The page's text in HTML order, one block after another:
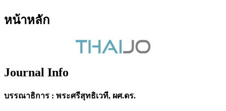
หน้าหลัก
Journal Info
บรรณาธิการ : พระศรีสุทธิเวที, ผศ.ดร.